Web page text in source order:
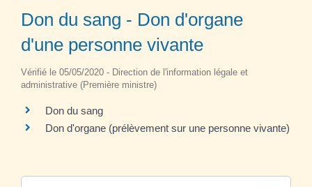
Don du sang - Don d'organe
d'une personne vivante
Vérifié le 05/05/2020 - Direction de l'information légale et
administrative (Première ministre)
Don du sang
Don d'organe (prélèvement sur une personne vivante)